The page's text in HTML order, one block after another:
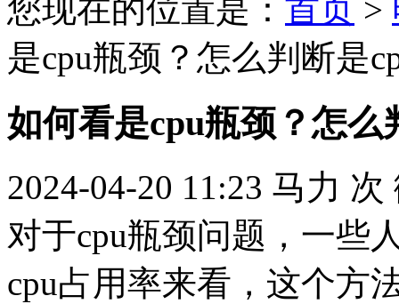
您现在的位置是： 首页 >
是cpu瓶颈？怎么判断是
如何看是cpu瓶颈？怎
2024-04-20 11:23 马力 次
对于cpu瓶颈问题，一些
cpu占用率来看，这个方